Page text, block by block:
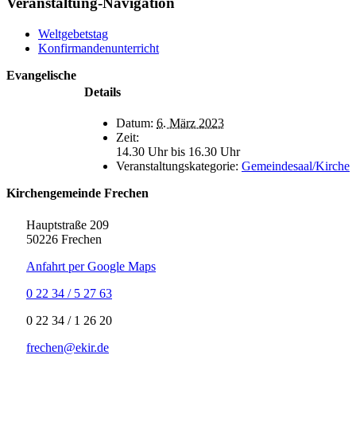
Weltgebetstag
Konfirmandenunterricht
Details
Datum: 6. März 2023
Zeit:
14.30 Uhr bis 16.30 Uhr
Veranstaltungskategorie: Gemeindesaal/Kirche
Evangelische
Kirchengemeinde Frechen
Hauptstraße 209
50226 Frechen
Anfahrt per Google Maps
0 22 34 / 5 27 63
‍0 22 34 / ‍1 26 20
frechen@ekir.de